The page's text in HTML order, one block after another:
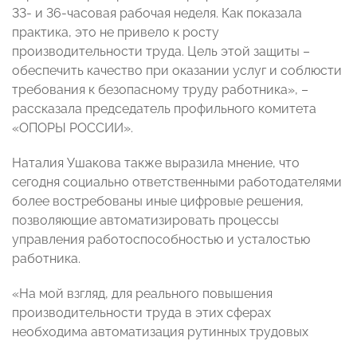
33- и 36-часовая рабочая неделя. Как показала
практика, это не привело к росту
производительности труда. Цель этой защиты –
обеспечить качество при оказании услуг и соблюсти
требования к безопасному труду работника», –
рассказала председатель профильного комитета
«ОПОРЫ РОССИИ».
Наталия Ушакова также выразила мнение, что
сегодня социально ответственными работодателями
более востребованы иные цифровые решения,
позволяющие автоматизировать процессы
управления работоспособностью и усталостью
работника.
«На мой взгляд, для реального повышения
производительности труда в этих сферах
необходима автоматизация рутинных трудовых